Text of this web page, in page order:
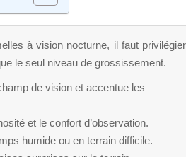
à vision nocturne, il faut
le seul niveau de grossissement.
de vision et accentue les
et le confort d’observation.
humide ou en terrain difficile.